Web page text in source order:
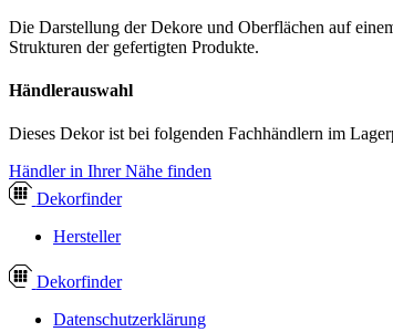
Die Darstellung der Dekore und Oberflächen auf
Strukturen der gefertigten Produkte.
Händlerauswahl
Dieses Dekor ist bei folgenden Fachhändlern im
Händler in Ihrer Nähe finden
Dekorfinder
Hersteller
Dekorfinder
Datenschutzerklärung